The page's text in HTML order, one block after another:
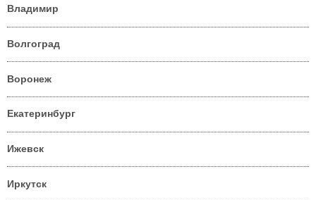
Владимир
Волгоград
Воронеж
Екатеринбург
Ижевск
Иркутск